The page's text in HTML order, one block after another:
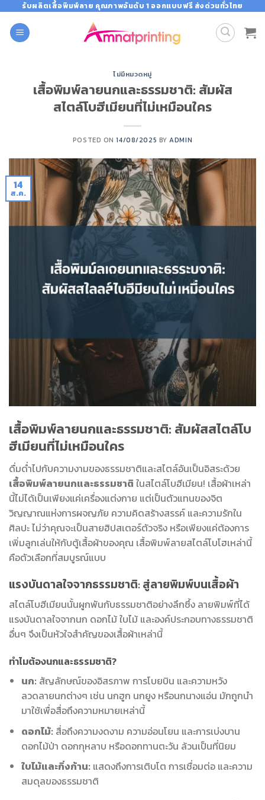
content
รับผลิตเสื้อพิมพ์ลาย คุณภาพอันดับ 1 ออกแบบฟรี ส่งด่วนทั่วไทย
ไม่มีหมวดหมู่
เสื้อพิมพ์ลายนกและธรรมชาติ: สัมผัส
สไตล์โบฮีเมียนที่ไม่เหมือนใคร
POSTED ON14/08/2025 BYADMIN
14
ส.ค.
เสื้อพิมพ์ลายนกและธรรมชาติ: สัมผัสสไตล์โบ
ฮีเมียนที่ไม่เหมือนใคร
ดื่มด่ำไปกับความงามของธรรมชาติและสไตล์อันเป็นอิสระด้วย
เสื้อพิมพ์ลายนกและธรรมชาติ ในสไตล์โบฮีเมียน! เสื้อผ้าเหล่า
นี้ไม่ได้เป็นเพียงแค่เครื่องแต่งกาย แต่เป็นตัวแทนของจิต
วิญญาณแห่งการผจญภัย ความคิดสร้างสรรค์ และความรักใน
ศิลปะ ไม่ว่าคุณจะเป็นสายฮิปสเตอร์ตัวจริง หรือเพียงแค่ต้องการ
เพิ่มลูกเล่นให้กับตู้เสื้อผ้าของคุณ เสื้อพิมพ์ลายสไตล์โบโฮเหล่านี้
คือตัวเลือกที่สมบูรณ์แบบ
แรงบันดาลใจจากธรรมชาติ: สู่ลายพิมพ์บนเสื้อผ้า
สไตล์โบฮีเมียนนั้นผูกพันกับธรรมชาติอย่างลึกซึ้ง ลายพิมพ์ที่ได้
แรงบันดาลใจจากนก ดอกไม้ ใบไม้ และองค์ประกอบทางธรรมชาติ
อื่นๆ จึงเป็นหัวใจสำคัญของเสื้อผ้าเหล่านี้
ทำไมต้องนกและธรรมชาติ?
นก: สัญลักษณ์ของอิสรภาพ การโบยบิน และความหวัง
ลวดลายนกต่างๆ เช่น นกฮูก นกยูง หรือนกนางแอ่น มักถูกนำ
มาใช้เพื่อสื่อถึงความหมายเหล่านี้
ดอกไม้: สื่อถึงความงดงาม ความอ่อนโยน และการเบ่งบาน
ดอกไม้ป่า ดอกกุหลาบ หรือดอกทานตะวัน ล้วนเป็นที่นิยม
ใบไม้และกิ่งก้าน: แสดงถึงการเติบโต การเชื่อมต่อ และความ
สมดุลของธรรมชาติ